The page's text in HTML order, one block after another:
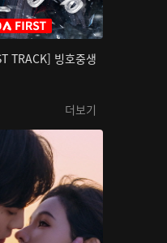
TRACK] 빙호중생
더보기